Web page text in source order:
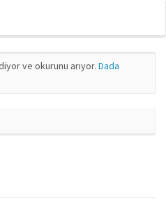
ve okurunu arıyor. Dada